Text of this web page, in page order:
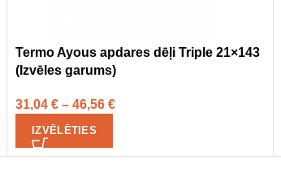
Termo Ayous apdares dēļi Triple 21×143
(Izvēles garums)
31,04 € – 46,56 €
IZVĒLĒTIES